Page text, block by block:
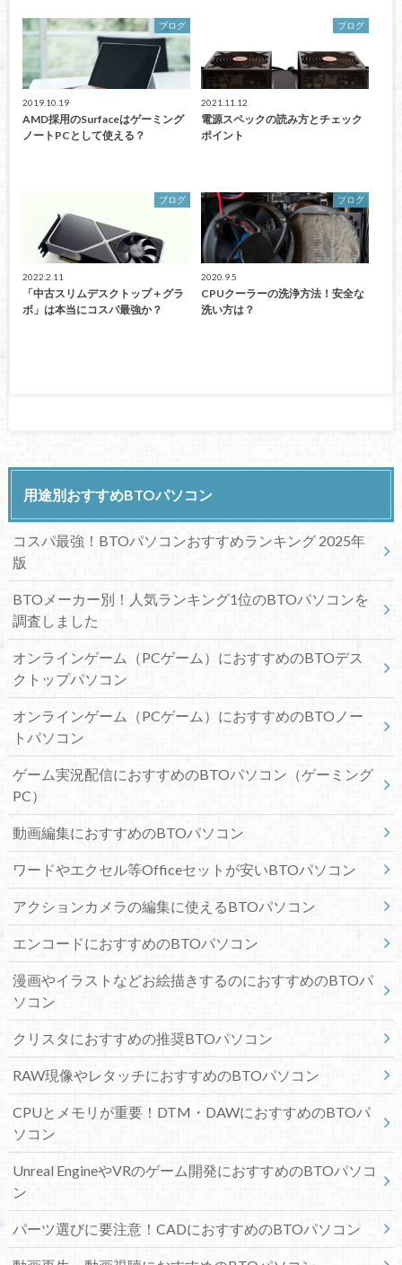
ブログ
2019.10.19
AMD採用のSurfaceはゲーミング
ノートPCとして使える？
ブログ
2021.11.12
電源スペックの読み方とチェック
ポイント
ブログ
2022.2.11
「中古スリムデスクトップ＋グラ
ボ」は本当にコスパ最強か？
ブログ
2020.9.5
CPUクーラーの洗浄方法！安全な
洗い方は？
用途別おすすめBTOパソコン
コスパ最強！BTOパソコンおすすめランキング 2025年
版
BTOメーカー別！人気ランキング1位のBTOパソコンを
調査しました
オンラインゲーム（PCゲーム）におすすめのBTOデス
クトップパソコン
オンラインゲーム（PCゲーム）におすすめのBTOノー
トパソコン
ゲーム実況配信におすすめのBTOパソコン（ゲーミング
PC）
動画編集におすすめのBTOパソコン
ワードやエクセル等Officeセットが安いBTOパソコン
アクションカメラの編集に使えるBTOパソコン
エンコードにおすすめのBTOパソコン
漫画やイラストなどお絵描きするのにおすすめのBTOパ
ソコン
クリスタにおすすめの推奨BTOパソコン
RAW現像やレタッチにおすすめのBTOパソコン
CPUとメモリが重要！DTM・DAWにおすすめのBTOパ
ソコン
Unreal EngineやVRのゲーム開発におすすめのBTOパソコ
ン
パーツ選びに要注意！CADにおすすめのBTOパソコン